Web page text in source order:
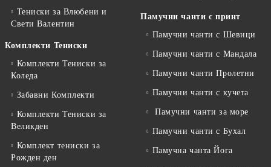
Тениски за Влюбени и
Свети Валентин
Комплекти Тениски
Комплекти Тениски за
Коледа
Забавни Комплекти
Комплекти Тениски за
Великден
Комплект тениски за
Рожден ден
Памучни чанти с принт
Памучни чанти с Шевици
Памучни чанти с Мандала
Памучни чанти Пролетни
Памучни чанти с кучета
Памучни чанти за море
Памучни чанти с Бухал
Памучна чанта Йога